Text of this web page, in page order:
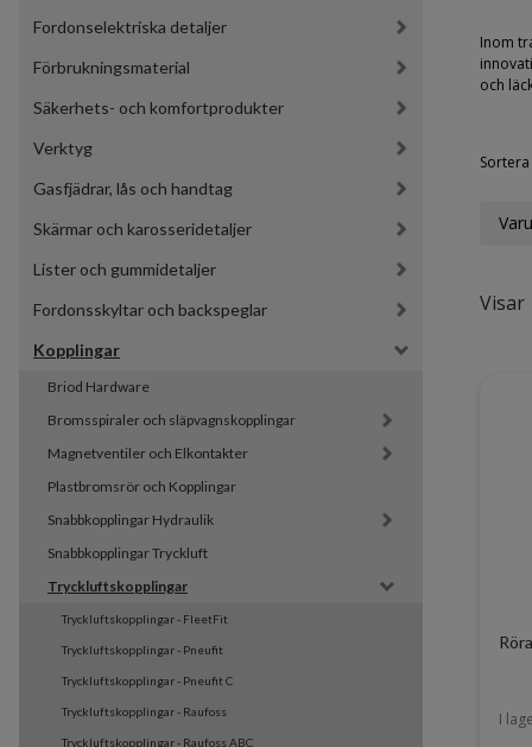
Fordonselektriska detaljer
Förbrukningsmaterial
Säkerhets- och komfortprodukter
Verktyg
Gasfjädrar, lås och handtag
Skärmar och karosseridetaljer
Lister och gummidetaljer
Fordonsskyltar och backspeglar
Kopplingar
Briod Hardware
Bromsspiraler och släpvagnskopplingar
Magnetventiler och Elkontakter
Plastbromsrör och Kopplingar
Snabbkopplingar Hydraulik
Snabbkopplingar Tryckluft
Tryckluftskopplingar
Tryckluftskopplingar - FleetFit
Tryckluftskopplingar - Pneufit
Tryckluftskopplingar - Pneufit C
Tryckluftskopplingar - Raufoss
Tryckluftskopplingar - Raufoss ABC
Inom
och
Visar
I